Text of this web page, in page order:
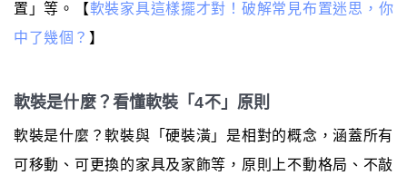
置」等。【軟裝家具這樣擺才對！破解常見布置迷思，你
中了幾個？ 】
軟裝是什麼？看懂軟裝「4不」原則
軟裝是什麼？軟裝與「硬裝潢」是相對的概念，涵蓋所有
可移動、可更換的家具及家飾等，原則上不動格局、不敲